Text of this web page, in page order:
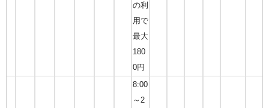
の利
用で
最大
180
0円
8:00
～2